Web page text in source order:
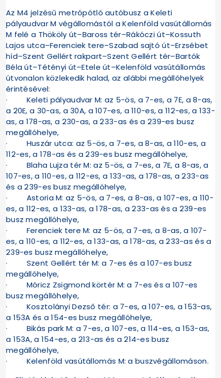
Az M4 jelzésű metrópótló autóbusz a Keleti
pályaudvar M végállomástól a Kelenföld vasútállomás
M felé a Thököly út–Baross tér–Rákóczi út–Kossuth
Lajos utca–Ferenciek tere–Szabad sajtó út–Erzsébet
híd–Szent Gellért rakpart–Szent Gellért tér–Bartók
Béla út–Tétényi út–Etele út–Kelenföld vasútállomás
útvonalon közlekedik halad, az alábbi megállóhelyek
érintésével:
· Keleti pályaudvar M: az 5-ös, a 7-es, a 7E, a 8-as,
a 20E, a 30-as, a 30A, a 107-es, a 110-es, a 112-es, a 133-
as, a 178-as, a 230-as, a 233-as és a 239-es busz
megállóhelye,
· Huszár utca: az 5-ös, a 7-es, a 8-as, a 110-es, a
112-es, a 178-as és a 239-es busz megállóhelye,
· Blaha Lujza tér M: az 5-ös, a 7-es, a 7E, a 8-as, a
107-es, a 110-es, a 112-es, a 133-as, a 178-as, a 233-as
és a 239-es busz megállóhelye,
· Astoria M: az 5-ös, a 7-es, a 8-as, a 107-es, a 110-
es, a 112-es, a 133-as, a 178-as, a 233-as és a 239-es
busz megállóhelye,
· Ferenciek tere M: az 5-ös, a 7-es, a 8-as, a 107-
es, a 110-es, a 112-es, a 133-as, a 178-as, a 233-as és a
239-es busz megállóhelye,
· Szent Gellért tér M: a 7-es és a 107-es busz
megállóhelye,
· Móricz Zsigmond körtér M: a 7-es és a 107-es
busz megállóhelye,
· Kosztolányi Dezső tér: a 7-es, a 107-es, a 153-as,
a 153A és a 154-es busz megállóhelye,
· Bikás park M: a 7-es, a 107-es, a 114-es, a 153-as,
a 153A, a 154-es, a 213-as és a 214-es busz
megállóhelye,
· Kelenföld vasútállomás M: a buszvégállomáson.